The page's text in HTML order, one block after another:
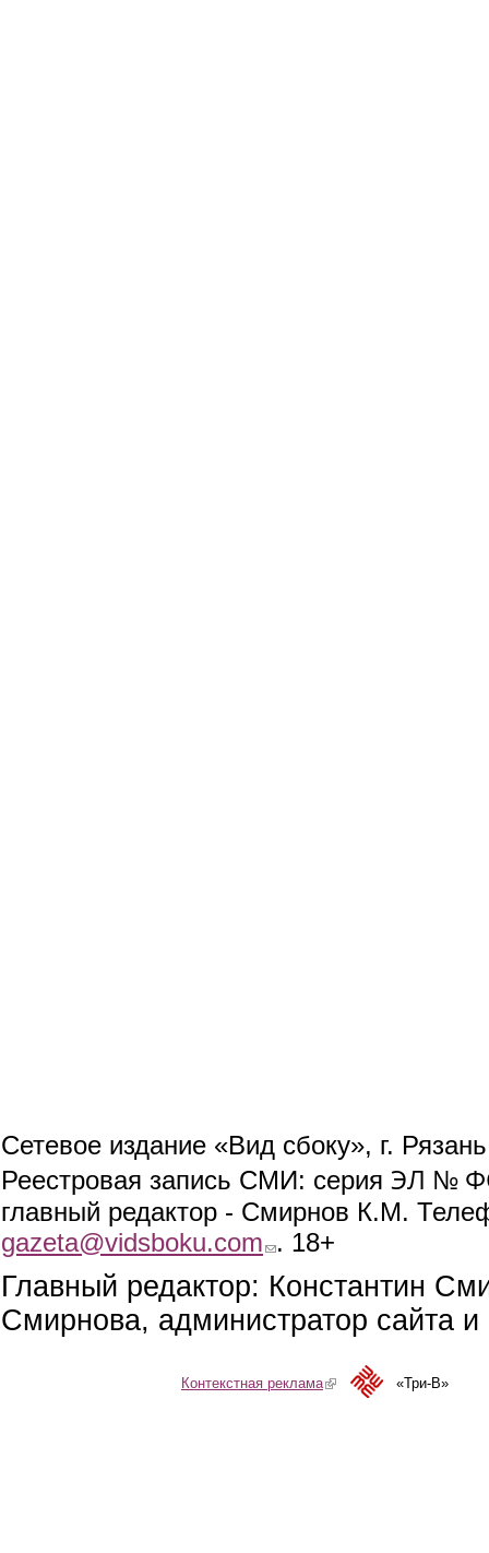
Сетевое издание «Вид сбоку», г.
Реестровая запись СМИ: серия ЭЛ №
главный редактор - Смирнов К.М.
gazeta@vidsboku.com (link sends e-mail)
. 18+
Главный редактор: Константин
Смирнова, администратор сайта
Контекстная реклама(link is external)«Три-В»